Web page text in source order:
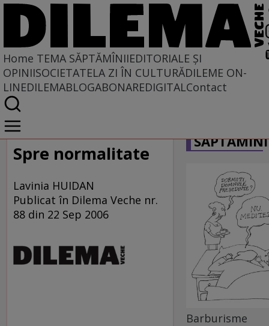
Home TEMA SĂPTĂMÎNIIEDITORIALE ȘI
OPINIISOCIETATELA ZI ÎN CULTURĂDILEME ON-
LINEDILEMABLOGABONAREDIGITALContact
Home
Tema săptămînii
Spre normalitate
Lavinia HUIDAN
Publicat în Dilema Veche nr.
88 din 22 Sep 2006
Barburisme